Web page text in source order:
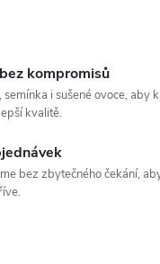
kompromisů
i sušené ovoce, aby
kvalitě.
bez zbytečného čekání,